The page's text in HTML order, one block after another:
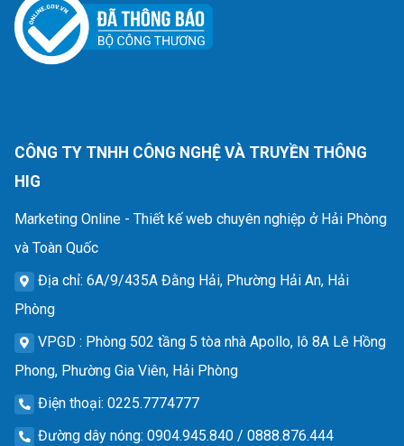
CÔNG TY TNHH CÔNG NGHỆ VÀ TRUYỀN THÔNG
HIG
Marketing Online - Thiết kế web chuyên nghiệp ở Hải Phòng
và Toàn Quốc
Địa chỉ: 6A/9/435A Đằng Hải, Phường Hải An, Hải
Phòng
VPGD : Phòng 502 tầng 5 tòa nhà Apollo, lô 8A Lê Hồng
Phong, Phường Gia Viên, Hải Phòng
Điện thoại: 0225.7774777
Đường dây nóng: 0904.945.840 / 0888.876.444